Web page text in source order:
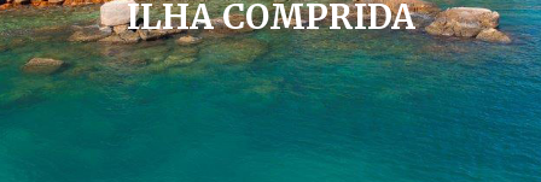
ILHA COMPRIDA